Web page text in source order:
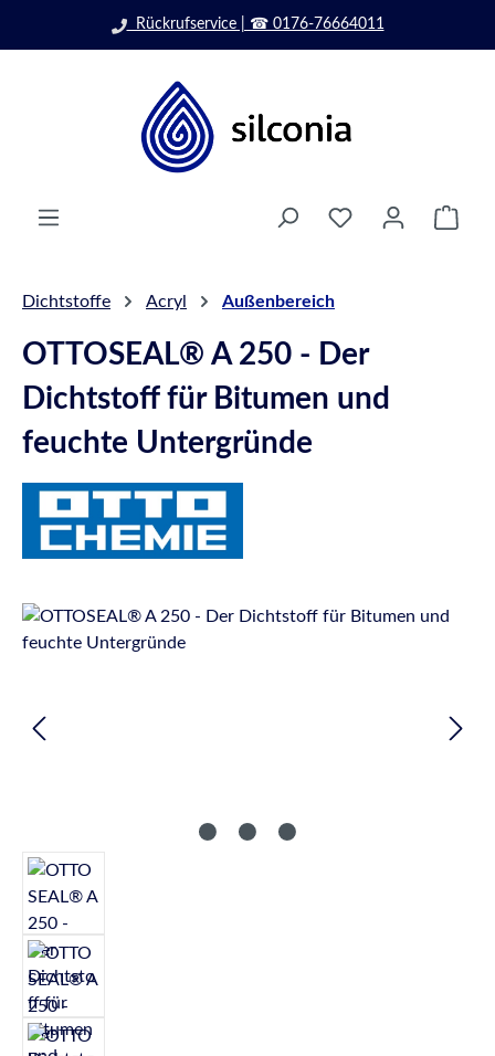
Zum Hauptinhalt springenRückrufservice | ☎ 0176-76664011
Dichtstoffe Acryl Außenbereich
OTTOSEAL® A 250 - Der
Dichtstoff für Bitumen und
feuchte Untergründe
Bildergalerie überspringen